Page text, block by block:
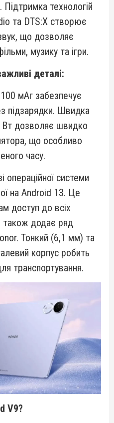
технологій
та DTS:X створює
що дозволяє
музику та ігри.
деталі:
мАг забезпечує
підзарядки. Швидка
Вт дозволяє швидко
що особливо
часу.
системи
на Android 13. Це
доступ до всіх
також додає ряд
Тонкий (6,1 мм) та
корпус робить
транспортування.
V9?